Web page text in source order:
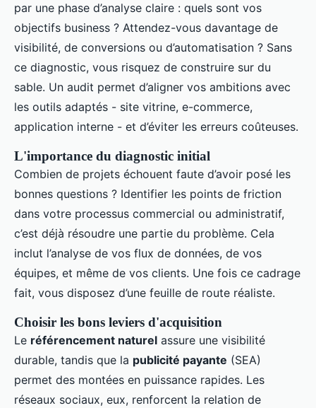
par une phase d’analyse claire : quels sont vos
objectifs business ? Attendez-vous davantage de
visibilité, de conversions ou d’automatisation ? Sans
ce diagnostic, vous risquez de construire sur du
sable. Un audit permet d’aligner vos ambitions avec
les outils adaptés - site vitrine, e-commerce,
application interne - et d’éviter les erreurs coûteuses.
L'importance du diagnostic initial
Combien de projets échouent faute d’avoir posé les
bonnes questions ? Identifier les points de friction
dans votre processus commercial ou administratif,
c’est déjà résoudre une partie du problème. Cela
inclut l’analyse de vos flux de données, de vos
équipes, et même de vos clients. Une fois ce cadrage
fait, vous disposez d’une feuille de route réaliste.
Choisir les bons leviers d'acquisition
Le référencement naturel assure une visibilité
durable, tandis que la publicité payante (SEA)
permet des montées en puissance rapides. Les
réseaux sociaux, eux, renforcent la relation de